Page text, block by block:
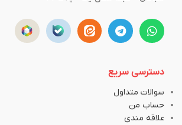
دسترسی سریع
سوالات متداول
حساب من
علاقه مندی